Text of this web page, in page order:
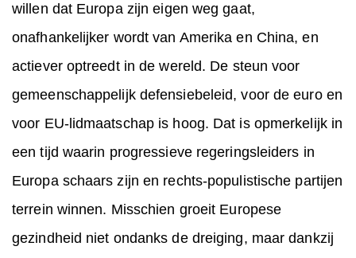
willen dat Europa zijn eigen weg gaat,
onafhankelijker wordt van Amerika en China, en
actiever optreedt in de wereld. De steun voor
gemeenschappelijk defensiebeleid, voor de euro en
voor EU-lidmaatschap is hoog. Dat is opmerkelijk in
een tijd waarin progressieve regeringsleiders in
Europa schaars zijn en rechts-populistische partijen
terrein winnen. Misschien groeit Europese
gezindheid niet ondanks de dreiging, maar dankzij